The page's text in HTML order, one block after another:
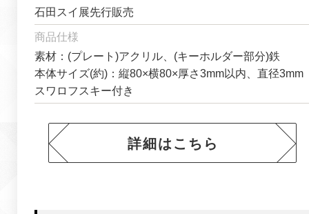
石田スイ展先行販売
商品仕様
素材：(プレート)アクリル、(キーホルダー部分)鉄
本体サイズ(約)：縦80×横80×厚さ3mm以内、直径3mm
スワロフスキー付き
詳細はこちら